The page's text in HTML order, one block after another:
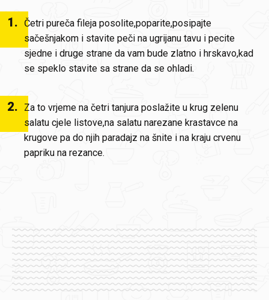
1.
Četri pureča fileja posolite,poparite,posipajte
sačešnjakom i stavite peči na ugrijanu tavu i pecite
sjedne i druge strane da vam bude zlatno i hrskavo,kad
se speklo stavite sa strane da se ohladi.
2.
Za to vrjeme na četri tanjura poslažite u krug zelenu
salatu cjele listove,na salatu narezane krastavce na
krugove pa do njih paradajz na šnite i na kraju crvenu
papriku na rezance.